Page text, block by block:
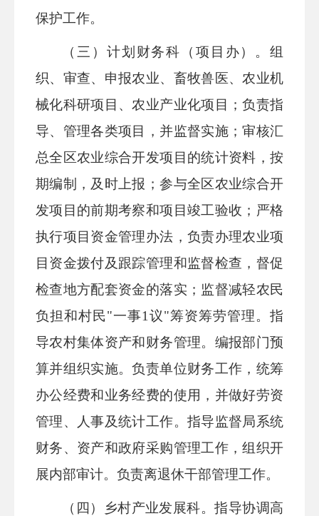
保护工作。
（ 三）计划财务科（项目办） 。组
织、审查、申报农业、畜牧兽医、农业机
械化科研项目、农业产业化项目；负责指
导、管理各类项目，并监督实施；审核汇
总全区农业综合开发项目的统计资料，按
期编制，及时上报；参与全区农业综合开
发项目的前期考察和项目竣工验收；严格
执行项目资金管理办法，负责办理农业项
目资金拨付及跟踪管理和监督检查，督促
检查地方配套资金的落实；监督减轻农民
负担和村民"一事1议"筹资筹劳管理。指
导农村集体资产和财务管理。编报部门预
算并组织实施。负责单位财务工作，统筹
办公经费和业务经费的使用，并做好劳资
管理、人事及统计工作。指导监督局系统
财务、资产和政府采购管理工作，组织开
展内部审计。负责离退休干部管理工作。
（ 四）乡村产业发展科。指导协调高